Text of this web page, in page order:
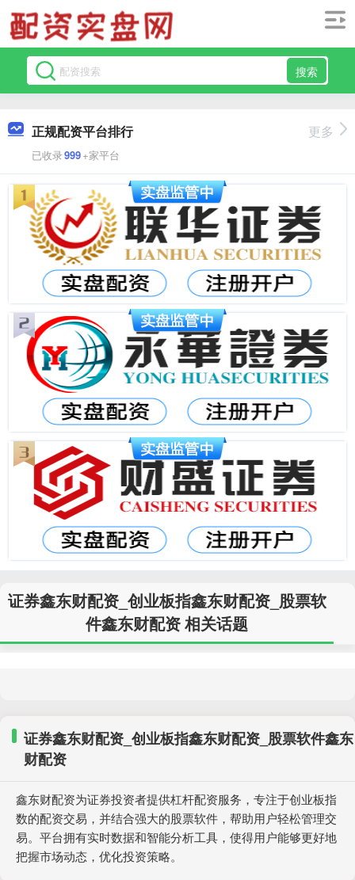
搜索
正规配资平台排行
已收录999+家平台
更多
证券鑫东财配资_创业板指鑫东财配资_股票软
件鑫东财配资 相关话题
证券鑫东财配资_创业板指鑫东财配资_股票软件鑫东
财配资
鑫东财配资为证券投资者提供杠杆配资服务，专注于创业板指
数的配资交易，并结合强大的股票软件，帮助用户轻松管理交
易。平台拥有实时数据和智能分析工具，使得用户能够更好地
把握市场动态，优化投资策略。